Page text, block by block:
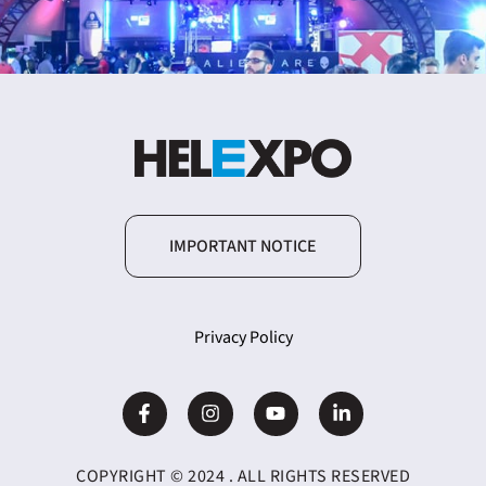
IMPORTANT NOTICE
Privacy Policy
COPYRIGHT © 2024 . ALL RIGHTS RESERVED